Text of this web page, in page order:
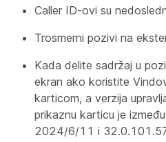
Caller ID-ovi su
Trosmerni pozivi na
Kada delite sadržaj u
ekran ako koristite
karticom, a verzija
prikaznu karticu je
2024/6/11 i